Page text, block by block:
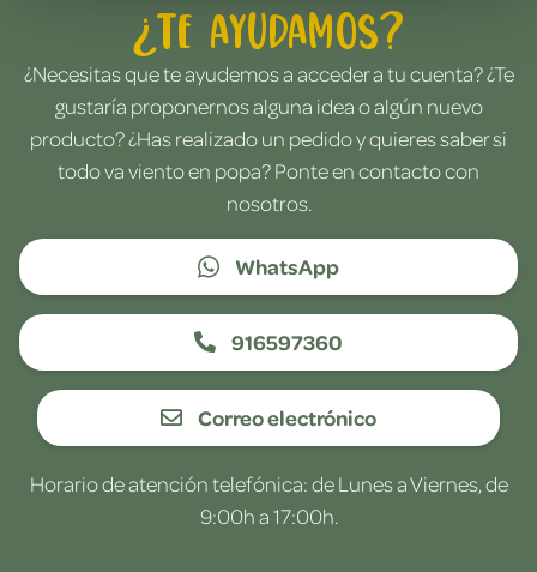
¿Te ayudamos?
¿Necesitas que te ayudemos a acceder a tu cuenta? ¿Te
gustaría proponernos alguna idea o algún nuevo
producto? ¿Has realizado un pedido y quieres saber si
todo va viento en popa? Ponte en contacto con
nosotros.
WhatsApp
916597360
Correo electrónico
Horario de atención telefónica: de Lunes a Viernes, de
9:00h a 17:00h.